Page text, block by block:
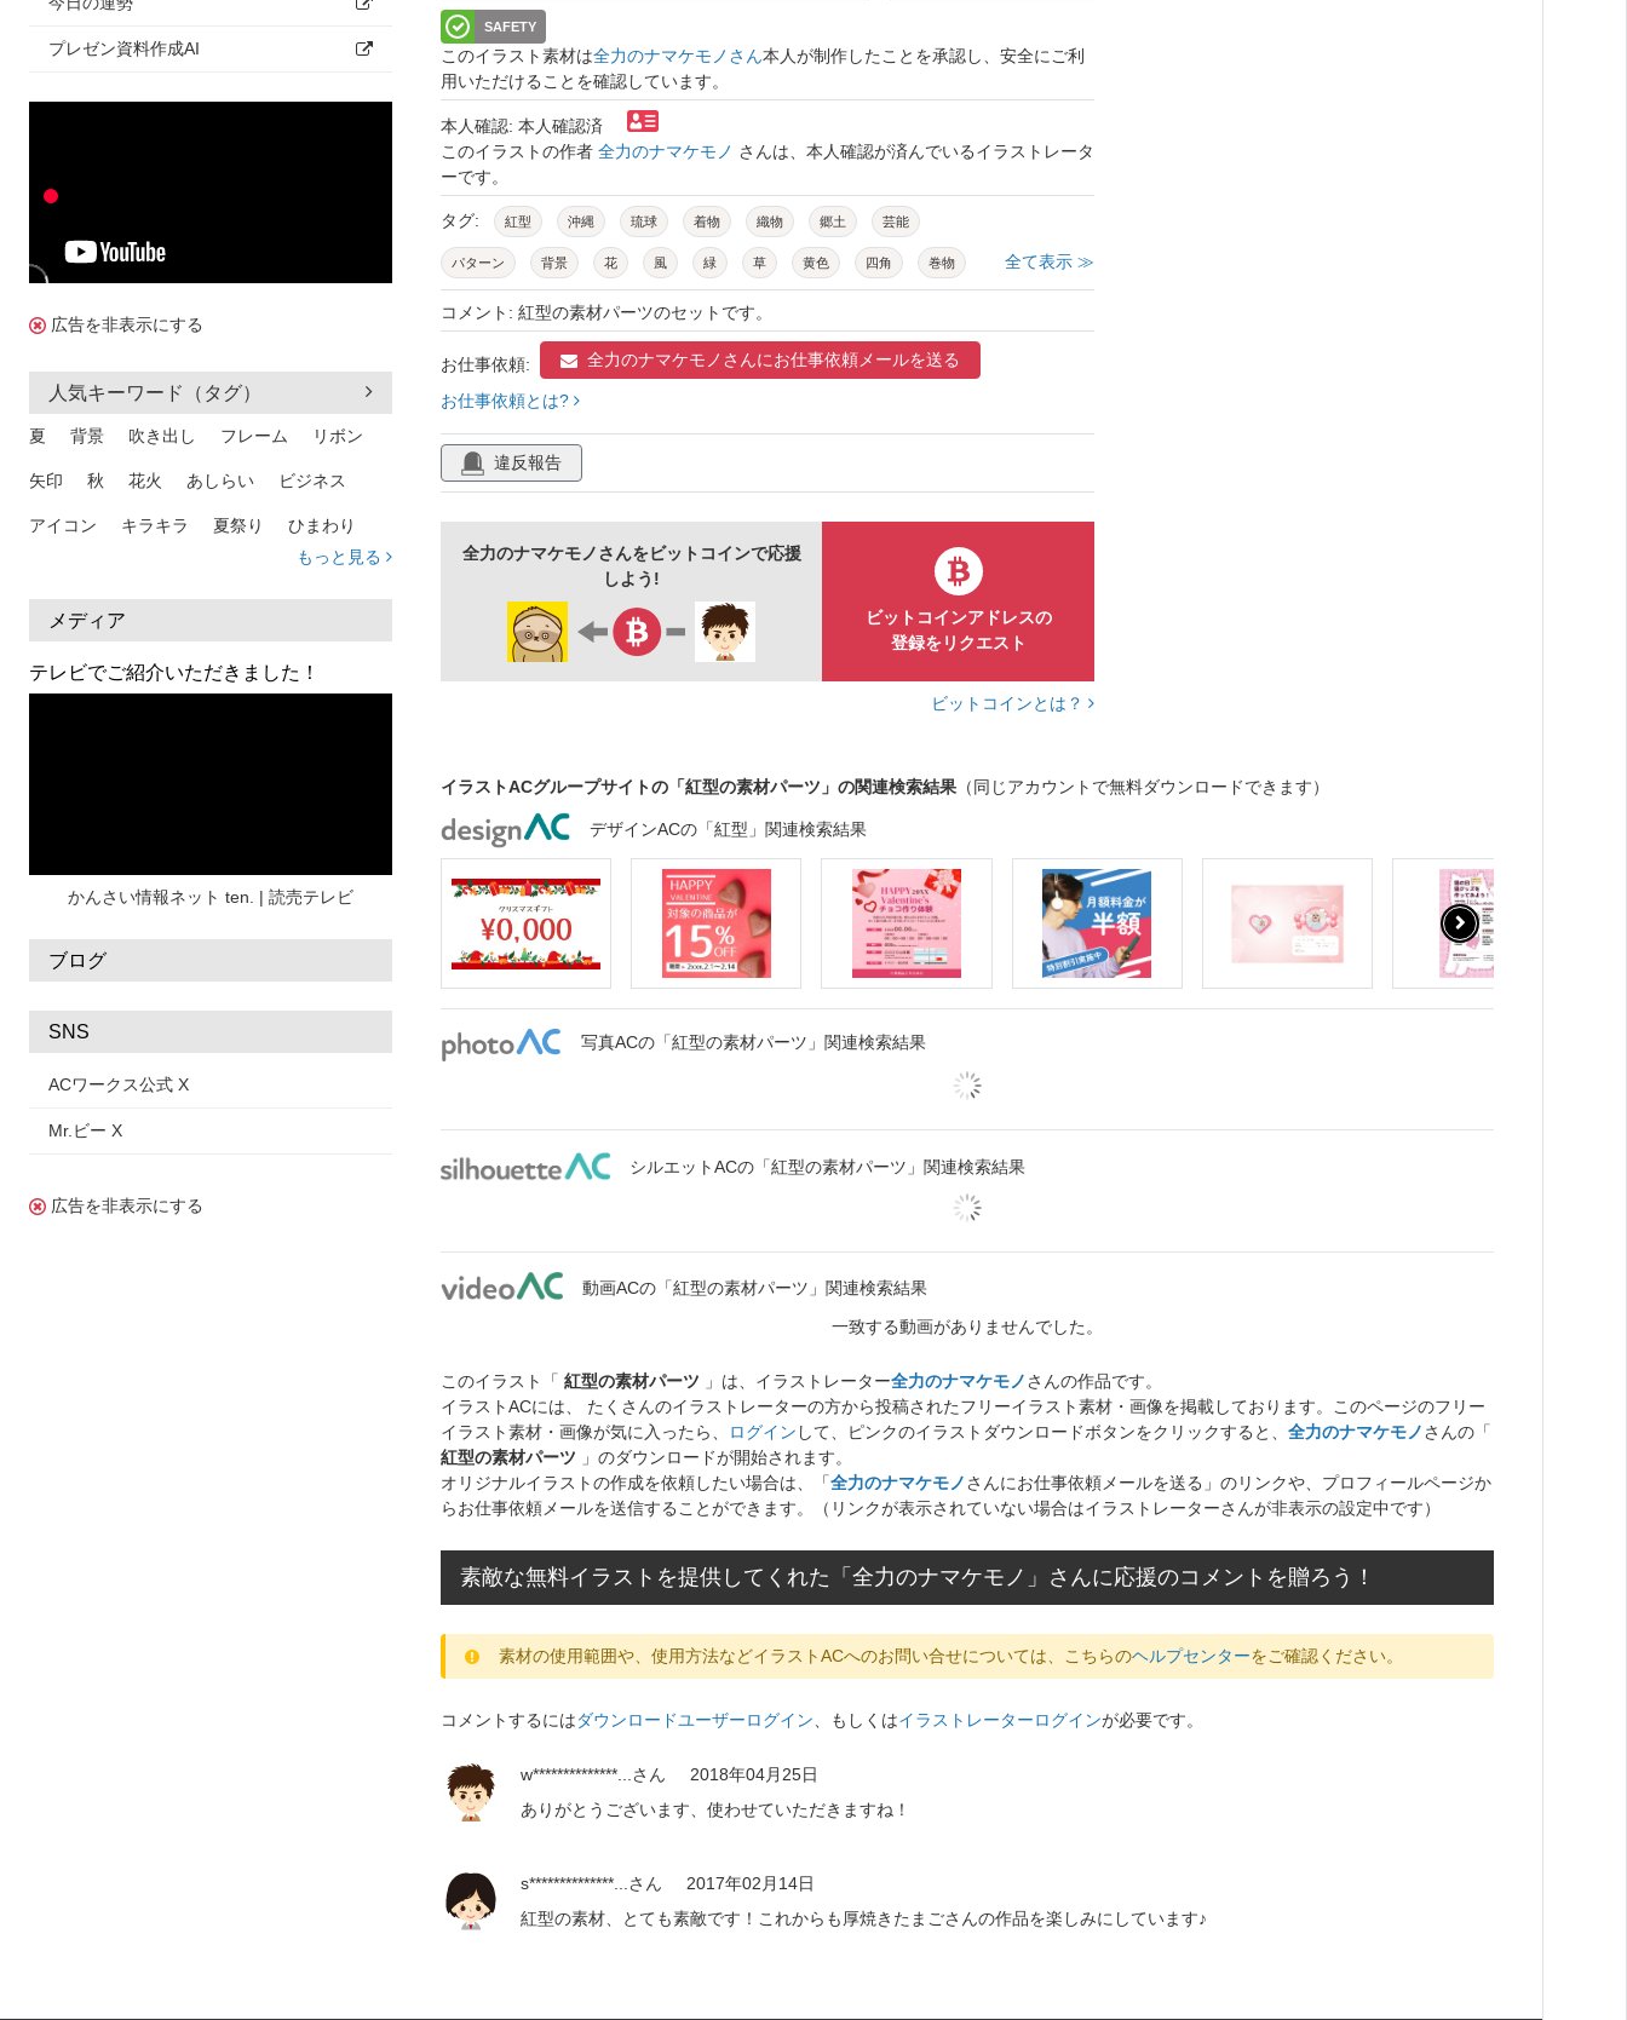
プレゼン資料作成AI
広告を非表示にする
人気キーワード（タグ）
夏 背景 吹き出し フレーム リボン
矢印 秋 花火 あしらい ビジネス
アイコン キラキラ 夏祭り ひまわり
熱中症
人物 暑中見舞い
日本地図 海
もっと見る
メディア
テレビでご紹介いただきました！
かんさい情報ネット ten. | 読売テレビ
ブログ
SNS
ACワークス公式 X
Mr.ビー X
広告を非表示にする
SAFETY
このイラスト素材は全力のナマケモノさん本人が制作したことを承認し、安全にご利
用いただけることを確認しています。
本人確認: 本人確認済
このイラストの作者 全力のナマケモノ さんは、本人確認が済んでいるイラストレータ
ーです。
タグ: 紅型 沖縄 琉球 着物 織物 郷土 芸能
パターン 背景 花 風 緑 草 黄色 四角 巻物
模様 美 素材 材料 いろいろ
全て表示 ≫
コメント: 紅型の素材パーツのセットです。
お仕事依頼: 全力のナマケモノさんにお仕事依頼メールを送る
お仕事依頼とは?
違反報告
全力のナマケモノさんをビットコインで応援
しよう!
ビットコインアドレスの
登録をリクエスト
ビットコインとは？
イラストACグループサイトの「紅型の素材パーツ」の関連検索結果 （同じアカウントで無料ダウンロードできます）
デザインACの「紅型」関連検索結果
写真ACの「紅型の素材パーツ」関連検索結果
シルエットACの「紅型の素材パーツ」関連検索結果
動画ACの「紅型の素材パーツ」関連検索結果
一致する動画がありませんでした。
このイラスト「 紅型の素材パーツ 」は、イラストレーター全力のナマケモノさんの作品です。
イラストACには、 たくさんのイラストレーターの方から投稿されたフリーイラスト素材・画像を掲載しております。このページのフリー
イラスト素材・画像が気に入ったら、
ログイン して、ピンクのイラストダウンロードボタンをクリックすると、 全力のナマケモノさんの「
紅型の素材パーツ 」のダウンロードが開始されます。
オリジナルイラストの作成を依頼したい場合は、「全力のナマケモノさんにお仕事依頼メールを送る」のリンクや、プロフィールページか
らお仕事依頼メールを送信することができます。（リンクが表示されていない場合はイラストレーターさんが非表示の設定中です）
素敵な無料イラストを提供してくれた「全力のナマケモノ」さんに応援のコメントを贈ろう！
素材の使用範囲や、使用方法などイラストACへのお問い合せについては、こちらのヘルプセンターをご確認ください。
コメントするにはダウンロードユーザーログイン 、もしくはイラストレーターログインが必要です。
w**************... さん
2018年04月25日
ありがとうございます、使わせていただきますね！
s**************... さん
2017年02月14日
紅型の素材、とても素敵です！これからも厚焼きたまごさんの作品を楽しみにしています♪